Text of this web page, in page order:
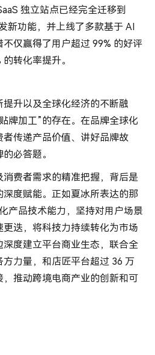
独立站点已经完全迁移到
新功能，并上线了多款基于 AI
仅赢得了用户超过 99% 的好评
转化率提升。
升以及全球化经济的不断融
牌加工”的存在。在品牌全球化
传递产品价值、讲好品牌故
必答题。
费者需求的精准把握，背后是
度赋能。正如夏冰所表达的那
产品技术能力，坚持对用户场景
迭，将科技力持续转化为市场
度建立平台商业生态，联合全
力量，和店匠平台超过 36 万
推动跨境电商产业的创新和可